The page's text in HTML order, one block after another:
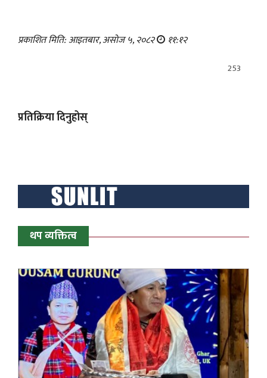
प्रकाशित मिति: आइतबार, असोज ५, २०८२ ११:१२
253
प्रतिक्रिया दिनुहोस्
थप व्यक्तित्व